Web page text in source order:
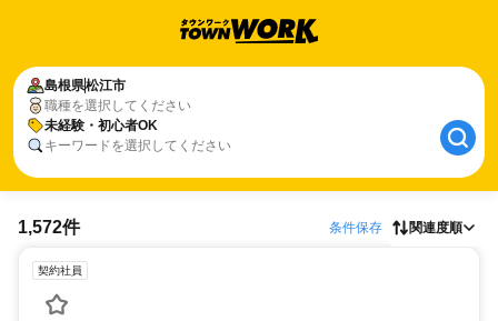
島根県松江市
職種を選択してください
未経験・初心者OK
キーワードを選択してください
1,572件 条件保存 関連度順
契約社員